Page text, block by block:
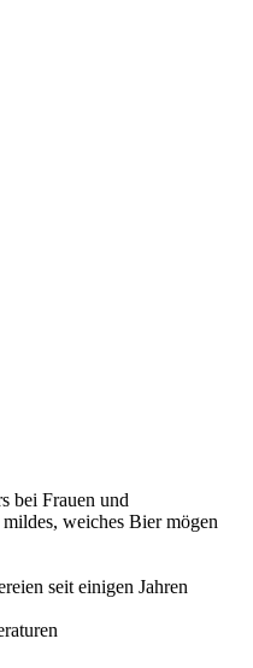
bei Frauen und
weiches Bier mögen
seit einigen Jahren